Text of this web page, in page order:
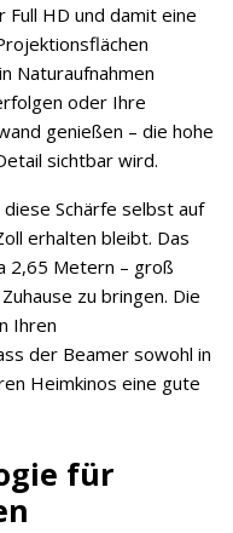
Full HD und damit eine
Naturaufnahmen
oder Ihre
genießen – die hohe
sichtbar wird.
Schärfe selbst auf
erhalten bleibt. Das
2,65 Metern – groß
zu bringen. Die
Ihren
der Beamer sowohl in
Heimkinos eine gute
für